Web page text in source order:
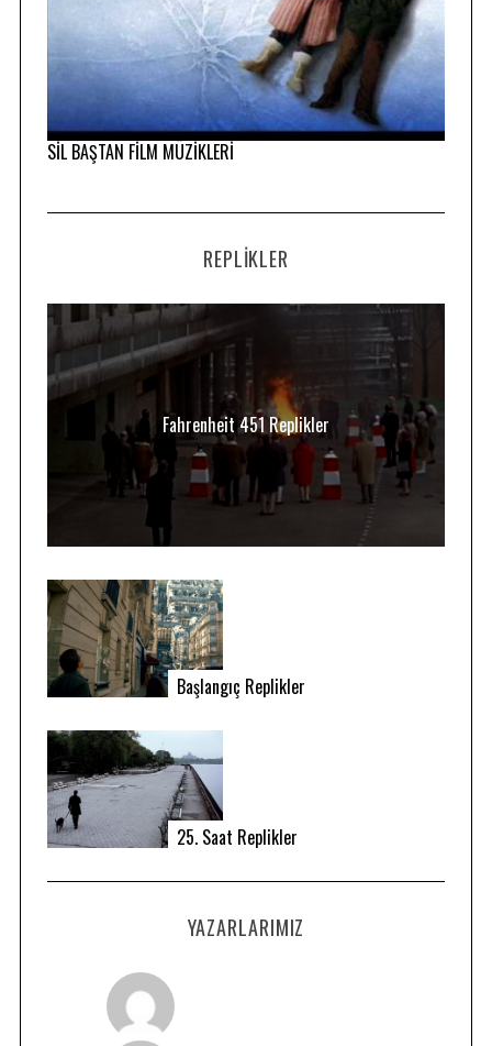
SİL BAŞTAN FİLM MÜZİKLERİ
REPLIKLER
Fahrenheit 451 Replikler
Başlangıç Replikler
25. Saat Replikler
YAZARLARIMIZ
S
a